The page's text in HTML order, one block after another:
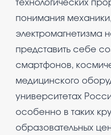
технологических
понимания
электромагнетизма
представить себе
смартфонов,
медицинского
университетах
особенно в таких
образовательных